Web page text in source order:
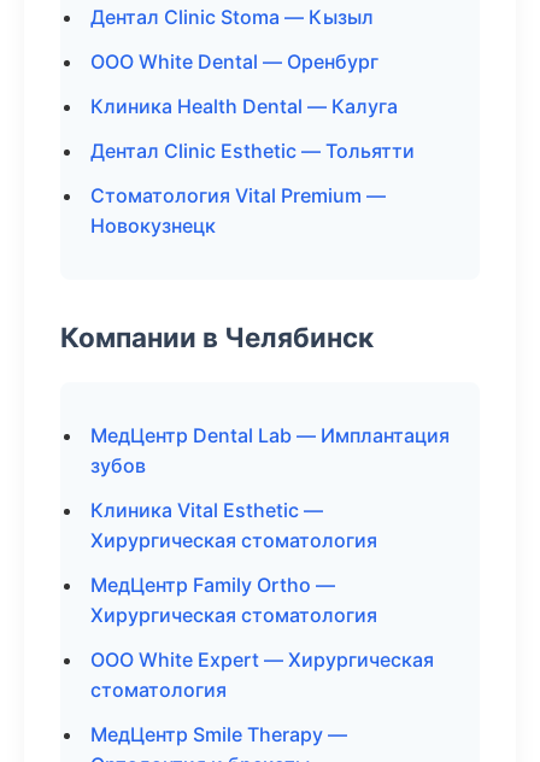
Дентал Clinic Stoma — Кызыл
ООО White Dental — Оренбург
Клиника Health Dental — Калуга
Дентал Clinic Esthetic — Тольятти
Стоматология Vital Premium —
Новокузнецк
Компании в Челябинск
МедЦентр Dental Lab — Имплантация
зубов
Клиника Vital Esthetic —
Хирургическая стоматология
МедЦентр Family Ortho —
Хирургическая стоматология
ООО White Expert — Хирургическая
стоматология
МедЦентр Smile Therapy —